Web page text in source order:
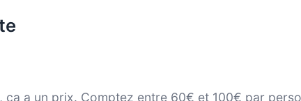
ça a un prix. Comptez entre 60€ et 100€ par